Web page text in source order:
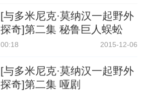
[与多米尼克·莫纳汉一起野外
探奇]第二集 秘鲁巨人蜈蚣
00:18 2015-12-06
[与多米尼克·莫纳汉一起野外
探奇]第二集 哑剧